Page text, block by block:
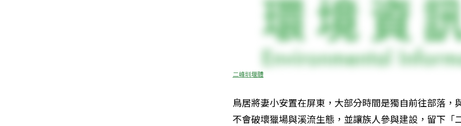
二峰圳堰體
鳥居將妻小安置在屏東，大部分時間是獨自前往部落，
不會破壞獵場與溪流生態，並讓族人參與建設，留下「